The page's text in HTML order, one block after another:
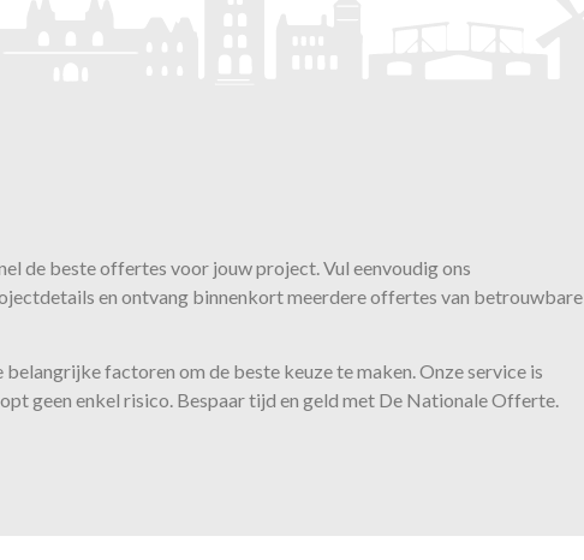
de besteoffertes voor jouw project. Vul eenvoudig ons
en ontvang binnenkort meerdere offertes van betrouwbare
factoren om de beste keuze te maken. Onzeservice is
geen enkel risico. Bespaar tijd en geld met De Nationale Offerte.